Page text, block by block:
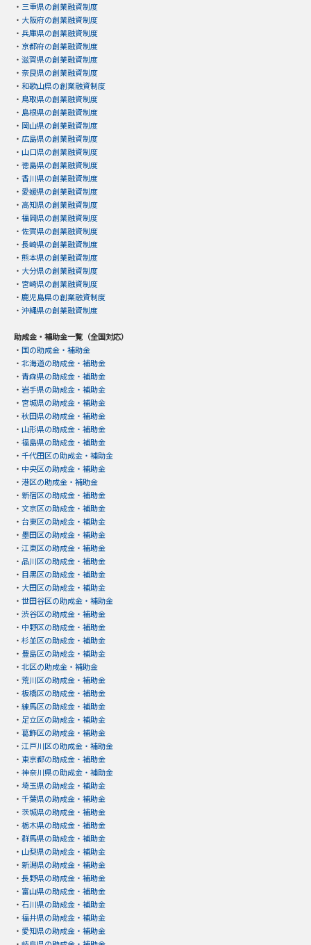
・ 三重県の創業融資制度
・ 大阪府の創業融資制度
・ 兵庫県の創業融資制度
・ 京都府の創業融資制度
・ 滋賀県の創業融資制度
・ 奈良県の創業融資制度
・ 和歌山県の創業融資制度
・ 鳥取県の創業融資制度
・ 島根県の創業融資制度
・ 岡山県の創業融資制度
・ 広島県の創業融資制度
・ 山口県の創業融資制度
・ 徳島県の創業融資制度
・ 香川県の創業融資制度
・ 愛媛県の創業融資制度
・ 高知県の創業融資制度
・ 福岡県の創業融資制度
・ 佐賀県の創業融資制度
・ 長崎県の創業融資制度
・ 熊本県の創業融資制度
・ 大分県の創業融資制度
・ 宮崎県の創業融資制度
・ 鹿児島県の創業融資制度
・ 沖縄県の創業融資制度
助成金・補助金一覧（全国対応）
・ 国の助成金・補助金
・ 北海道の助成金・補助金
・ 青森県の助成金・補助金
・ 岩手県の助成金・補助金
・ 宮城県の助成金・補助金
・ 秋田県の助成金・補助金
・ 山形県の助成金・補助金
・ 福島県の助成金・補助金
・ 千代田区の助成金・補助金
・ 中央区の助成金・補助金
・ 港区の助成金・補助金
・ 新宿区の助成金・補助金
・ 文京区の助成金・補助金
・ 台東区の助成金・補助金
・ 墨田区の助成金・補助金
・ 江東区の助成金・補助金
・ 品川区の助成金・補助金
・ 目黒区の助成金・補助金
・ 大田区の助成金・補助金
・ 世田谷区の助成金・補助金
・ 渋谷区の助成金・補助金
・ 中野区の助成金・補助金
・ 杉並区の助成金・補助金
・ 豊島区の助成金・補助金
・ 北区の助成金・補助金
・ 荒川区の助成金・補助金
・ 板橋区の助成金・補助金
・ 練馬区の助成金・補助金
・ 足立区の助成金・補助金
・ 葛飾区の助成金・補助金
・ 江戸川区の助成金・補助金
・ 東京都の助成金・補助金
・ 神奈川県の助成金・補助金
・ 埼玉県の助成金・補助金
・ 千葉県の助成金・補助金
・ 茨城県の助成金・補助金
・ 栃木県の助成金・補助金
・ 群馬県の助成金・補助金
・ 山梨県の助成金・補助金
・ 新潟県の助成金・補助金
・ 長野県の助成金・補助金
・ 富山県の助成金・補助金
・ 石川県の助成金・補助金
・ 福井県の助成金・補助金
・ 愛知県の助成金・補助金